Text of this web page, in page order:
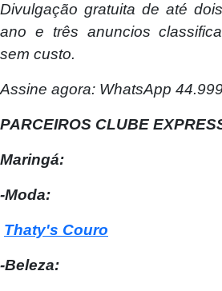
Divulgação gratuita de até
ano e três anuncios
sem custo.
Assine agora: WhatsApp
PARCEIROS CLUBE
Maringá:
-Moda:
Thaty's Couro
-Beleza: